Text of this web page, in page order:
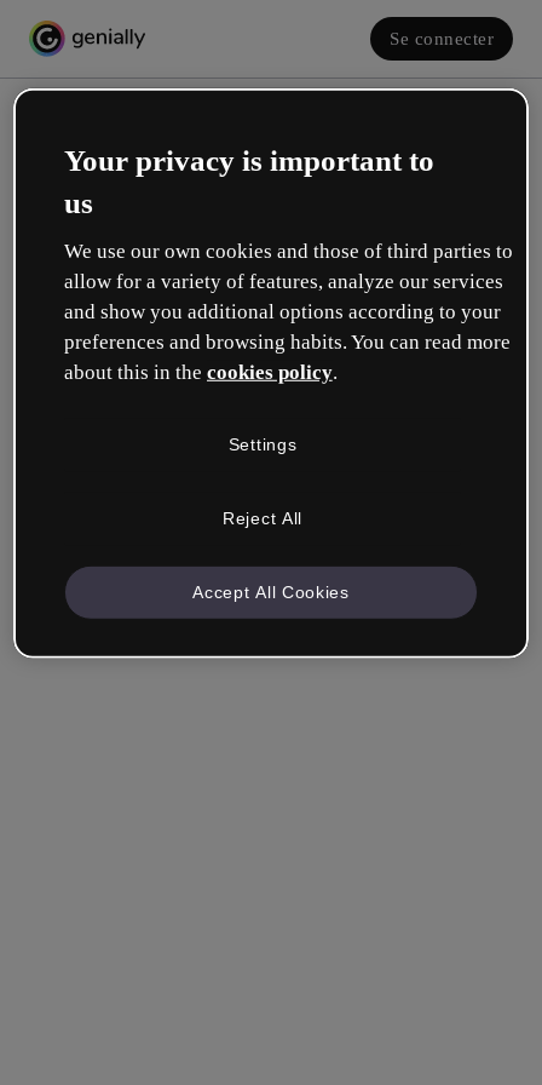
Se connecter
Créez votre compte gratuit !
Votre rôle se rapproche plus de celui de :
Société & Professionnels
un autre domaine.
Your privacy is important to
us
We use our own cookies and those of third parties to
allow for a variety of features, analyze our services
and show you additional options according to your
preferences and browsing habits. You can read more
about this in the cookies policy.
Settings
Reject All
Accept All Cookies